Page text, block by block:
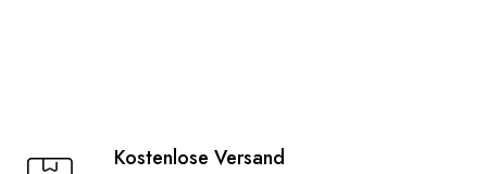
Kostenlose Versand